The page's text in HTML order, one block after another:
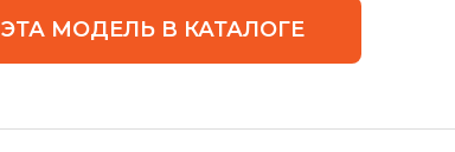
ЭТА МОДЕЛЬ В КАТАЛОГЕ